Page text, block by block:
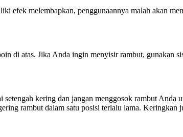
efek melembapkan, penggunaannya malah akan
di atas. Jika Anda ingin menyisir rambut, gunakan
kering dan jangan menggosok rambut Anda
rambut dalam satu posisi terlalu lama. Keringkan